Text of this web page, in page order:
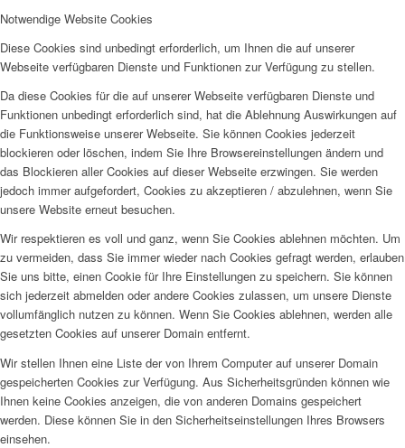
Notwendige Website Cookies
Diese Cookies sind unbedingt erforderlich, um Ihnen die auf unserer
Webseite verfügbaren Dienste und Funktionen zur Verfügung zu stellen.
Da diese Cookies für die auf unserer Webseite verfügbaren Dienste und
Funktionen unbedingt erforderlich sind, hat die Ablehnung Auswirkungen auf
die Funktionsweise unserer Webseite. Sie können Cookies jederzeit
blockieren oder löschen, indem Sie Ihre Browsereinstellungen ändern und
das Blockieren aller Cookies auf dieser Webseite erzwingen. Sie werden
jedoch immer aufgefordert, Cookies zu akzeptieren / abzulehnen, wenn Sie
unsere Website erneut besuchen.
Wir respektieren es voll und ganz, wenn Sie Cookies ablehnen möchten. Um
zu vermeiden, dass Sie immer wieder nach Cookies gefragt werden, erlauben
Sie uns bitte, einen Cookie für Ihre Einstellungen zu speichern. Sie können
sich jederzeit abmelden oder andere Cookies zulassen, um unsere Dienste
vollumfänglich nutzen zu können. Wenn Sie Cookies ablehnen, werden alle
gesetzten Cookies auf unserer Domain entfernt.
Wir stellen Ihnen eine Liste der von Ihrem Computer auf unserer Domain
gespeicherten Cookies zur Verfügung. Aus Sicherheitsgründen können wie
Ihnen keine Cookies anzeigen, die von anderen Domains gespeichert
werden. Diese können Sie in den Sicherheitseinstellungen Ihres Browsers
einsehen.